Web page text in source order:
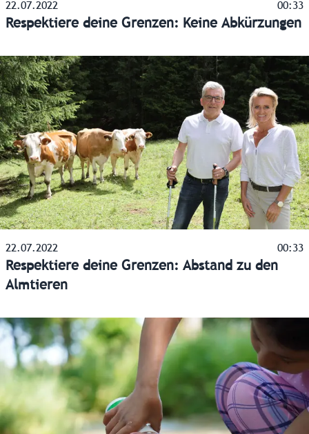
22.07.2022 00:33
Respektiere deine Grenzen: Keine Abkürzungen
22.07.2022 00:33
Respektiere deine Grenzen: Abstand zu den
Almtieren